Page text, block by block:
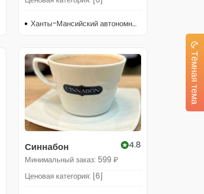
Ханты-Мансийский автономный округ, Нягань, 1-й микрорайон, 28/1
Синнабон 4.8
Минимальный заказ: 599 ₽
Ценовая категория: [6]
Тёмная тема